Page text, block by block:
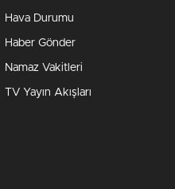
Hava Durumu
Haber Gönder
Namaz Vakitleri
TV Yayın Akışları